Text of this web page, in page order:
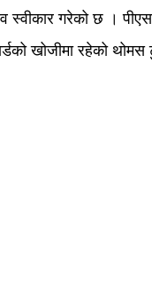
गरेको छ ।
खोजीमा रहेको